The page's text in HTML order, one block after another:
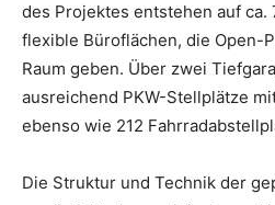
des Projektes entstehen auf ca.
flexible Büroflächen, die Open-
Raum geben. Über zwei
ausreichend PKW-Stellplätze
ebenso wie 212
Die Struktur und Technik der